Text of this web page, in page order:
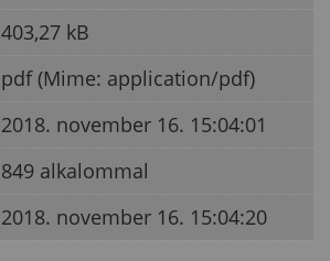
403,27 kB
pdf (Mime: application/pdf)
2018. november 16. 15:04:01
849 alkalommal
2018. november 16. 15:04:20